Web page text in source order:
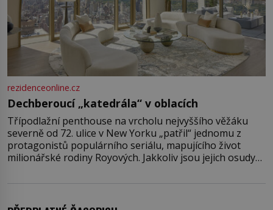
rezidenceonline.cz
Dechberoucí „katedrála“ v oblacích
Třípodlažní penthouse na vrcholu nejvyššího věžáku
severně od 72. ulice v New Yorku „patřil“ jednomu z
protagonistů populárního seriálu, mapujícího život
milionářské rodiny Royových. Jakkoliv jsou jejich osudy
jenom jednou z nemovitostí